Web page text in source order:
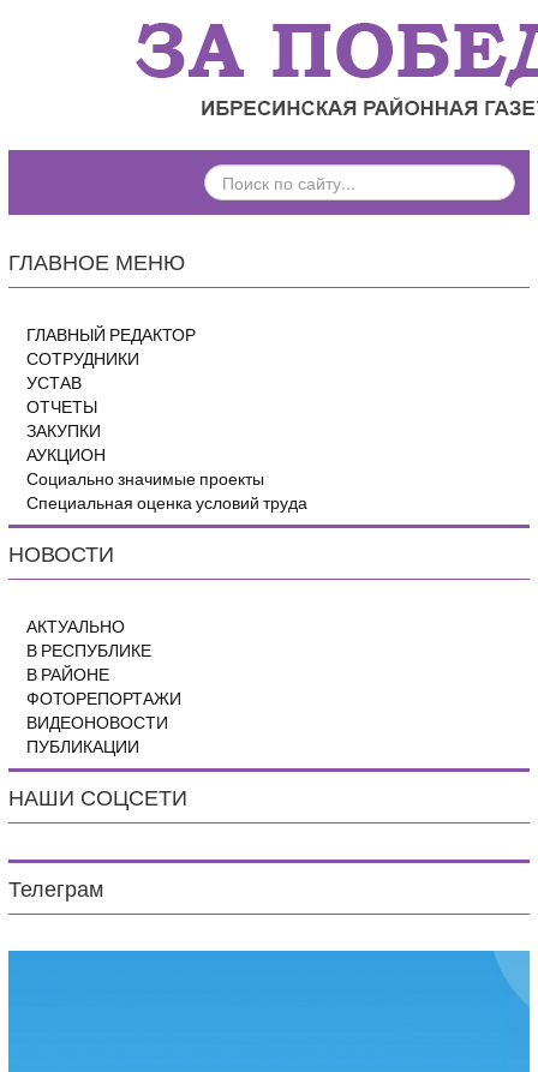
ПОИСК
ПО
ГЛАВНОЕ МЕНЮ
ГЛАВНЫЙ РЕДАКТОР
СОТРУДНИКИ
УСТАВ
ОТЧЕТЫ
ЗАКУПКИ
АУКЦИОН
Социально значимые проекты
Специальная оценка условий труда
НОВОСТИ
АКТУАЛЬНО
В РЕСПУБЛИКЕ
В РАЙОНЕ
ФОТОРЕПОРТАЖИ
ВИДЕОНОВОСТИ
ПУБЛИКАЦИИ
НАШИ СОЦСЕТИ
Телеграм